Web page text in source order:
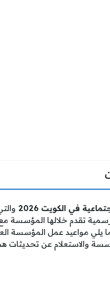
في الكويت 2026
تقدم خلالها المؤسسة
يلي مواعيد عمل المؤسسة
والاستعلام عن تحديثات